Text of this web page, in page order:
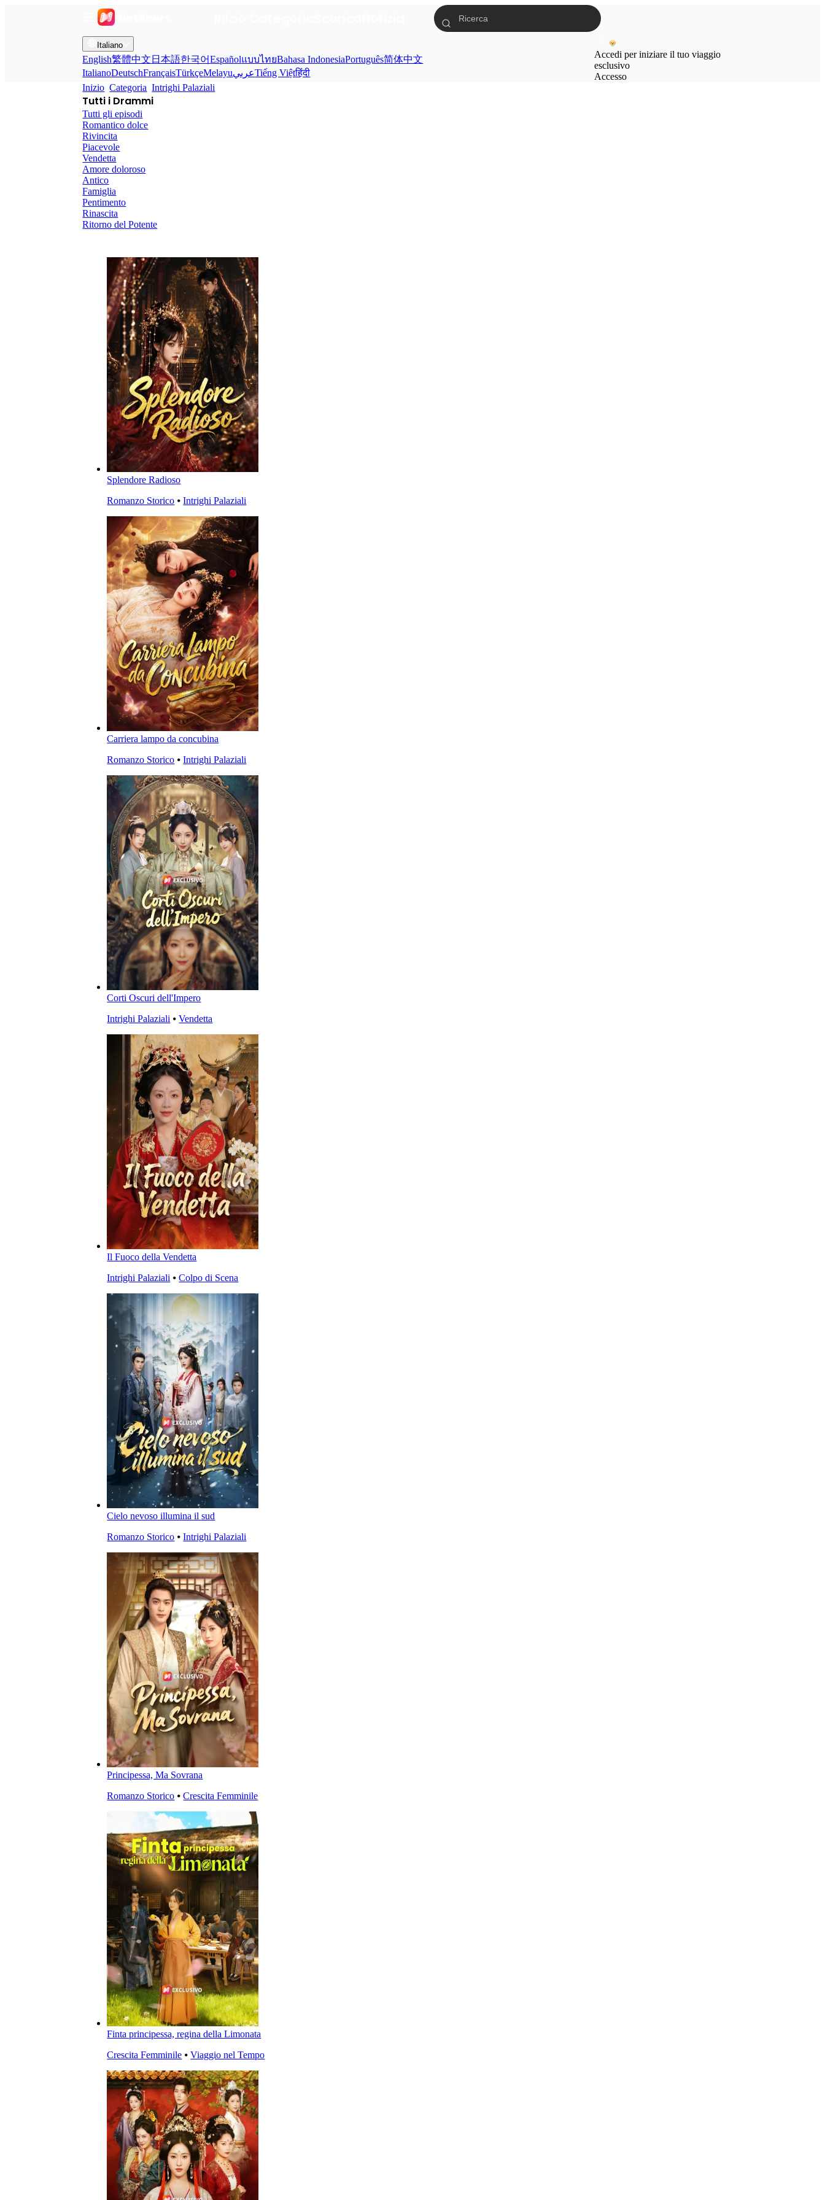
Italiano
English繁體中文 日本語한국어EspañolแบบไทยBahasa IndonesiaPortuguês简体中文
ItalianoDeutschFrançaisTürkçeMelayuعربيTiếng Việtहिंदी
Accedi per iniziare il tuo viaggio
esclusivo
Accesso
Inizio Categoria Intrighi Palaziali
Tutti i Drammi
Tutti gli episodi
Romantico dolce
Rivincita
Piacevole
Vendetta
Amore doloroso
Antico
Famiglia
Pentimento
Rinascita
Ritorno del Potente
Splendore Radioso
Romanzo Storico ⦁Intrighi Palaziali
Carriera lampo da concubina
Romanzo Storico ⦁Intrighi Palaziali
Corti Oscuri dell'Impero
Intrighi Palaziali ⦁Vendetta
Il Fuoco della Vendetta
Intrighi Palaziali ⦁Colpo di Scena
Cielo nevoso illumina il sud
Romanzo Storico ⦁Intrighi Palaziali
Principessa, Ma Sovrana
Romanzo Storico ⦁Crescita Femminile
Finta principessa, regina della Limonata
Crescita Femminile ⦁Viaggio nel Tempo